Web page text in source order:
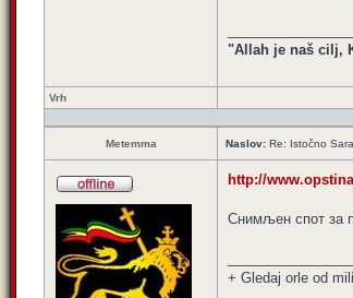
"Allah je naš cilj,
Vrh
Metemma Naslov: Re: Istočno
http://
Снимљен спот за
+ Gledaj orle od